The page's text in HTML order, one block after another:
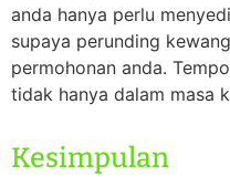
anda hanya perlu
supaya perunding
permohonan anda.
tidak hanya dalam masa
Kesimpulan